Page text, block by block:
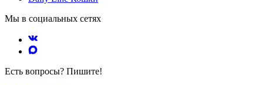
Мы в социальных сетях
Есть вопросы? Пишите!